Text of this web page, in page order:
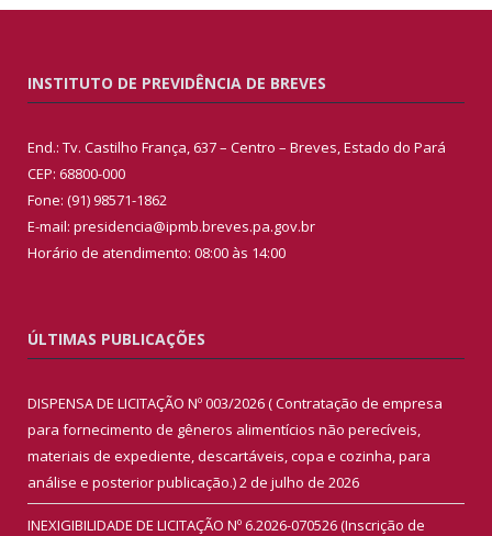
INSTITUTO DE PREVIDÊNCIA DE BREVES
End.: Tv. Castilho França, 637 – Centro – Breves, Estado do Pará
CEP: 68800-000
Fone: (91) 98571-1862
E-mail: presidencia@ipmb.breves.pa.gov.br
Horário de atendimento: 08:00 às 14:00
ÚLTIMAS PUBLICAÇÕES
DISPENSA DE LICITAÇÃO Nº 003/2026 ( Contratação de empresa
para fornecimento de gêneros alimentícios não perecíveis,
materiais de expediente, descartáveis, copa e cozinha, para
análise e posterior publicação.)2 de julho de 2026
INEXIGIBILIDADE DE LICITAÇÃO Nº 6.2026-070526 (Inscrição de